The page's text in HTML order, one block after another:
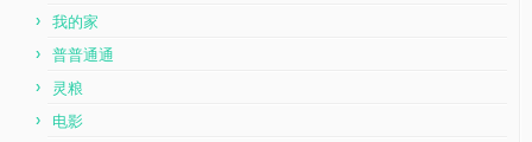
我的家
普普通通
灵粮
电影